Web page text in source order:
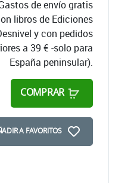
de envío gratis
libros de Ediciones
y con pedidos
a 39 € -solo para
España peninsular).
COMPRAR
A FAVORITOS